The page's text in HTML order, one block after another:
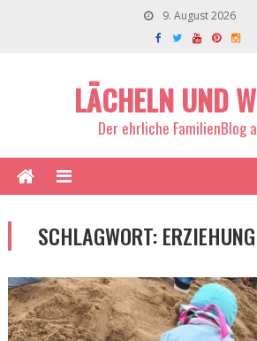
9. August 2026
LÄCHELN UND
Der ehrliche FamilienBlog
SCHLAGWORT:ERZIEHUNG